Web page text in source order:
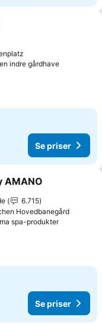
indre gårdhave
Se priser
AMANO
6.715
Hovedbanegård
spa-produkter
Se priser